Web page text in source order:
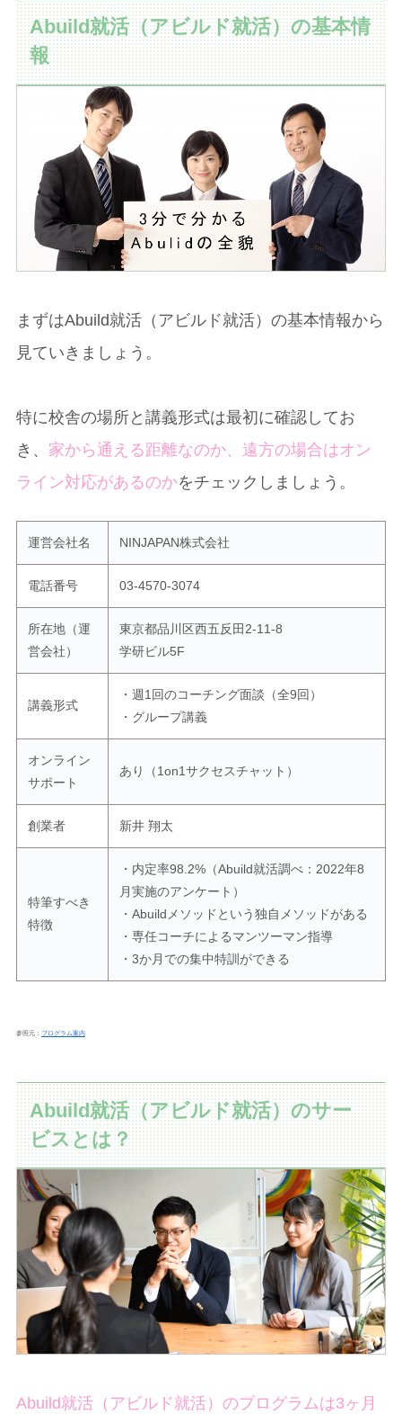
Abuild就活（アビルド就活）の基本情
報
まずはAbuild就活（アビルド就活）の基本情報から
見ていきましょう。
特に校舎の場所と講義形式は最初に確認してお
き、 家から通える距離なのか、遠方の場合はオン
ライン対応があるのかをチェックしましょう。
運営会社名 NINJAPAN株式会社
電話番号 03-4570-3074
所在地（運
営会社）
東京都品川区西五反田2-11-8
学研ビル5F
講義形式
・週1回のコーチング面談（全9回）
・グループ講義
オンライン
サポート
あり（1on1サクセスチャット）
創業者 新井 翔太
特筆すべき
特徴
・内定率98.2%（Abuild就活調べ：2022年8
月実施のアンケート）
・Abuildメソッドという独自メソッドがある
・専任コーチによるマンツーマン指導
・3か月での集中特訓ができる
参照元： プログラム案内
Abuild就活（アビルド就活）のサー
ビスとは？
Abuild就活（アビルド就活）のプログラムは3ヶ月